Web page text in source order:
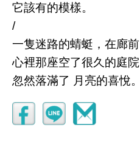
它該有的模樣。
/
一隻迷路的蜻蜓，在廊前
心裡那座空了很久的庭院
忽然落滿了 月亮的喜悅。